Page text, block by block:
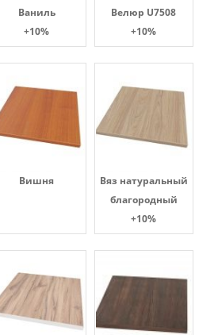
Ваниль
+10%
Велюр U7508
+10%
Вишня
Вяз натуральный
благородный
+10%